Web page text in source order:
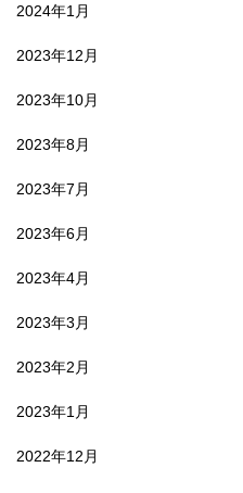
2024年1月
2023年12月
2023年10月
2023年8月
2023年7月
2023年6月
2023年4月
2023年3月
2023年2月
2023年1月
2022年12月